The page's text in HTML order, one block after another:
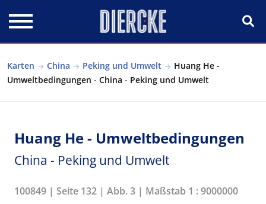
Karten China Peking und Umwelt
Huang He -
Umweltbedingungen - China - Peking und Umwelt
Huang He - Umweltbedingungen
China - Peking und Umwelt
100849 | Seite 132 | Abb. 3 | Maßstab 1 : 9000000